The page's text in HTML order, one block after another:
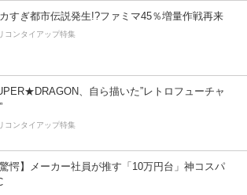
すぎ都市伝説発生!?ファミマ45％増量作戦再来
コンタイアップ特集
、自ら描いた”レトロフューチャ
コンタイアップ特集
驚愕】メーカー社員が推す「10万円台」神コスパ